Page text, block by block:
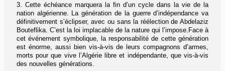
3. Cette échéance marquera la fin d’un cycle dans la vie de la
nation algérienne. La génération de la guerre d’indépendance va
définitivement s’éclipser, avec ou sans la réélection de Abdelaziz
Bouteflika. C’est la loi implacable de la nature qui l’impose. Face à
cet événement symbolique, la responsabilité de cette génération
est énorme, aussi bien vis-à-vis de leurs compagnons d’armes,
morts pour que vive l’Algérie libre et indépendante, que vis-à-vis
des nouvelles générations.